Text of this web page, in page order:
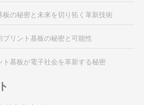
板の秘密と未来を切り拓く革新技術
プリント基板の秘密と可能性
ト基板が電子社会を革新する秘密